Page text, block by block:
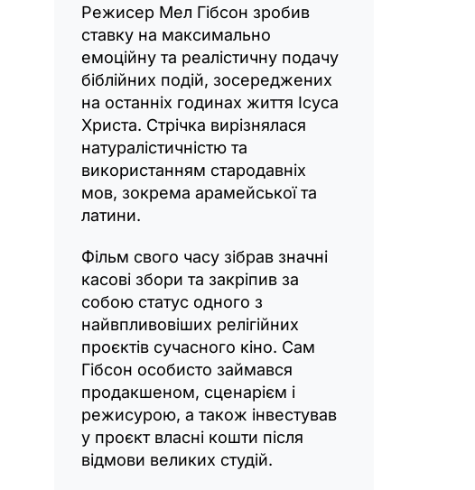
Режисер Мел Гібсон зробив
ставку на максимально
емоційну та реалістичну подачу
біблійних подій, зосереджених
на останніх годинах життя Ісуса
Христа. Стрічка вирізнялася
натуралістичністю та
використанням стародавніх
мов, зокрема арамейської та
латини.
Фільм свого часу зібрав значні
касові збори та закріпив за
собою статус одного з
найвпливовіших релігійних
проєктів сучасного кіно. Сам
Гібсон особисто займався
продакшеном, сценарієм і
режисурою, а також інвестував
у проєкт власні кошти після
відмови великих студій.